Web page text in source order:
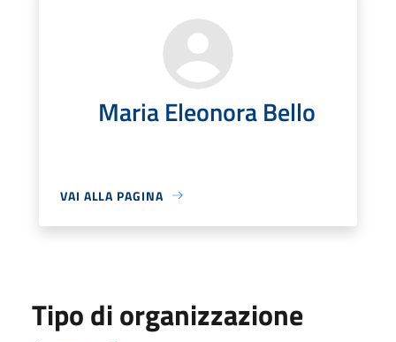
Maria Eleonora Bello
VAI ALLA PAGINA
Tipo di organizzazione